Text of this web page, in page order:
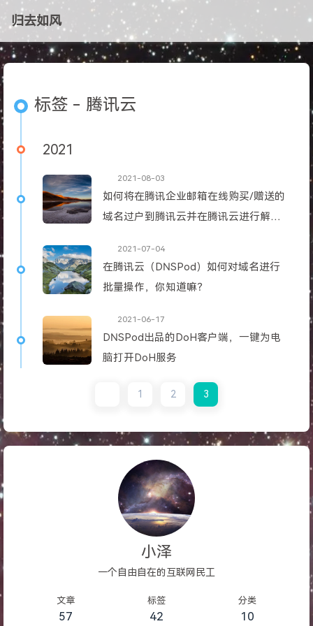
归去如风
标签 - 腾讯云
2021
2021-08-03
如何将在腾讯企业邮箱在线购买/赠送的
域名过户到腾讯云并在腾讯云进行解
2021-07-04
在腾讯云（DNSPod）如何对域名进行
批量操作，你知道嘛？
2021-06-17
DNSPod出品的DoH客户端，一键为电
脑打开DoH服务
1 2 3
小泽
一个自由自在的互联网民工
文章
57
标签
42
分类
10